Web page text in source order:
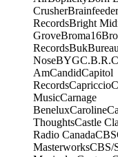
CrusherBrainfeeder
RecordsBright
GroveBroma16
RecordsBuk
NoseBYGC.B.R.
AmCandidCapitol
RecordsCapriccio
MusicCarnage
BeneluxCaroline
ThoughtsCastle
Radio CanadaCBS
MasterworksCBS/